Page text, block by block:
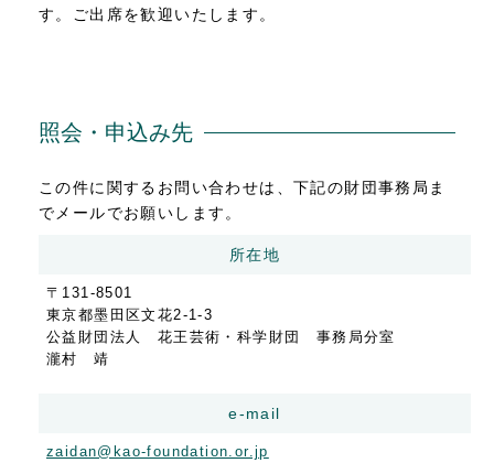
す。ご出席を歓迎いたします。
照会・申込み先
この件に関するお問い合わせは、下記の財団事務局ま
でメールでお願いします。
所在地
〒131-8501
東京都墨田区文花2-1-3
公益財団法人 花王芸術・科学財団 事務局分室
瀧村 靖
e-mail
zaidan@kao-foundation.or.jp